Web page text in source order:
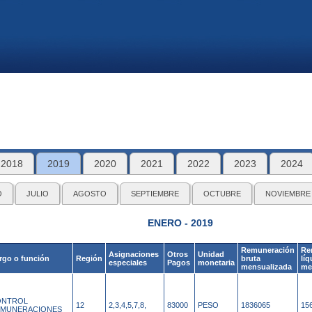
2018 2019 2020 2021 2022 2023 2024
JULIO AGOSTO SEPTIEMBRE OCTUBRE NOVIEMBRE
ENERO - 2019
o función Región
Asignaciones
especiales
Otros
Pagos
Unidad
monetaria
Remuneración
bruta
mensualizada
12 2,3,4,5,7,8, 83000 PESO 1836065